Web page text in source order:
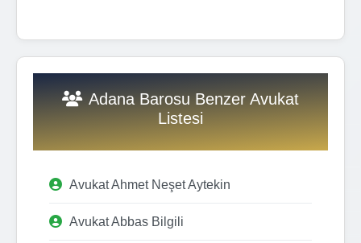
Adana Barosu Benzer Avukat
Listesi
Avukat Ahmet Neşet Aytekin
Avukat Abbas Bilgili